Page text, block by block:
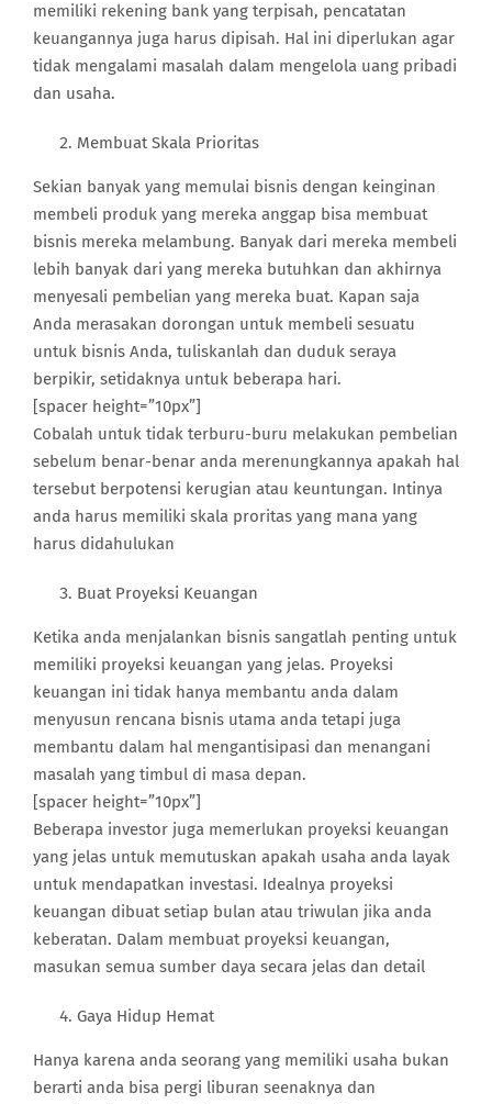
memiliki rekening bank yang terpisah, pencatatan
keuangannya juga harus dipisah. Hal ini diperlukan agar
tidak mengalami masalah dalam mengelola uang pribadi
dan usaha.
Membuat Skala Prioritas
Sekian banyak yang memulai bisnis dengan keinginan
membeli produk yang mereka anggap bisa membuat
bisnis mereka melambung. Banyak dari mereka membeli
lebih banyak dari yang mereka butuhkan dan akhirnya
menyesali pembelian yang mereka buat. Kapan saja
Anda merasakan dorongan untuk membeli sesuatu
untuk bisnis Anda, tuliskanlah dan duduk seraya
berpikir, setidaknya untuk beberapa hari.
[spacer height=”10px”]
Cobalah untuk tidak terburu-buru melakukan pembelian
sebelum benar-benar anda merenungkannya apakah hal
tersebut berpotensi kerugian atau keuntungan. Intinya
anda harus memiliki skala proritas yang mana yang
harus didahulukan
Buat Proyeksi Keuangan
Ketika anda menjalankan bisnis sangatlah penting untuk
memiliki proyeksi keuangan yang jelas. Proyeksi
keuangan ini tidak hanya membantu anda dalam
menyusun rencana bisnis utama anda tetapi juga
membantu dalam hal mengantisipasi dan menangani
masalah yang timbul di masa depan.
[spacer height=”10px”]
Beberapa investor juga memerlukan proyeksi keuangan
yang jelas untuk memutuskan apakah usaha anda layak
untuk mendapatkan investasi. Idealnya proyeksi
keuangan dibuat setiap bulan atau triwulan jika anda
keberatan. Dalam membuat proyeksi keuangan,
masukan semua sumber daya secara jelas dan detail
Gaya Hidup Hemat
Hanya karena anda seorang yang memiliki usaha bukan
berarti anda bisa pergi liburan seenaknya dan